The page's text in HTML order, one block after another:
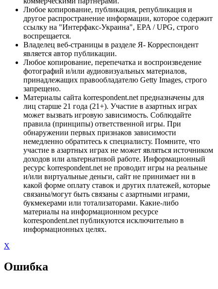
Любое копирование, публикация, републикация и
другое распространение информации, которое содержит
ссылку на "Интерфакс-Украина", EPA / UPG, строго
воспрещается.
Владелец веб-страницы в разделе Я- Корреспондент
является автор публикации.
Любое копирование, перепечатка и воспроизведение
фотографий и/или аудиовизуальных материалов,
принадлежащих правообладателю Getty Images, строго
запрещено.
Материалы сайта korrespondent.net предназначены для
лиц старше 21 года (21+). Участие в азартных играх
может вызвать игровую зависимость. Соблюдайте
правила (принципы) ответственной игры. При
обнаружении первых признаков зависимости
немедленно обратитесь к специалисту. Помните, что
участие в азартных играх не может являться источником
доходов или альтернативой работе. Информационный
ресурс korrespondent.net не проводит игры на реальные
и/или виртуальные деньги, сайт не принимает ни в
какой форме оплату ставок и других платежей, которые
связаны/могут быть связаны с азартными играми,
букмекерами или тотализаторами. Какие-либо
материалы на информационном ресурсе
korrespondent.net публикуются исключительно в
информационных целях.
X
Ошибка